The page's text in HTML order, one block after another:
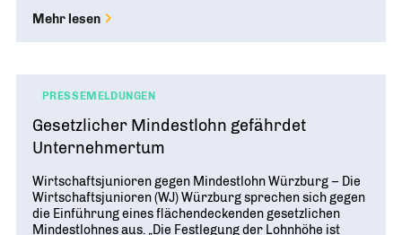
Mehr lesen
PRESSEMELDUNGEN
Gesetzlicher Mindestlohn gefährdet
Unternehmertum
Wirtschaftsjunioren gegen Mindestlohn Würzburg – Die
Wirtschaftsjunioren (WJ) Würzburg sprechen sich gegen
die Einführung eines flächendeckenden gesetzlichen
Mindestlohnes aus. „Die Festlegung der Lohnhöhe ist